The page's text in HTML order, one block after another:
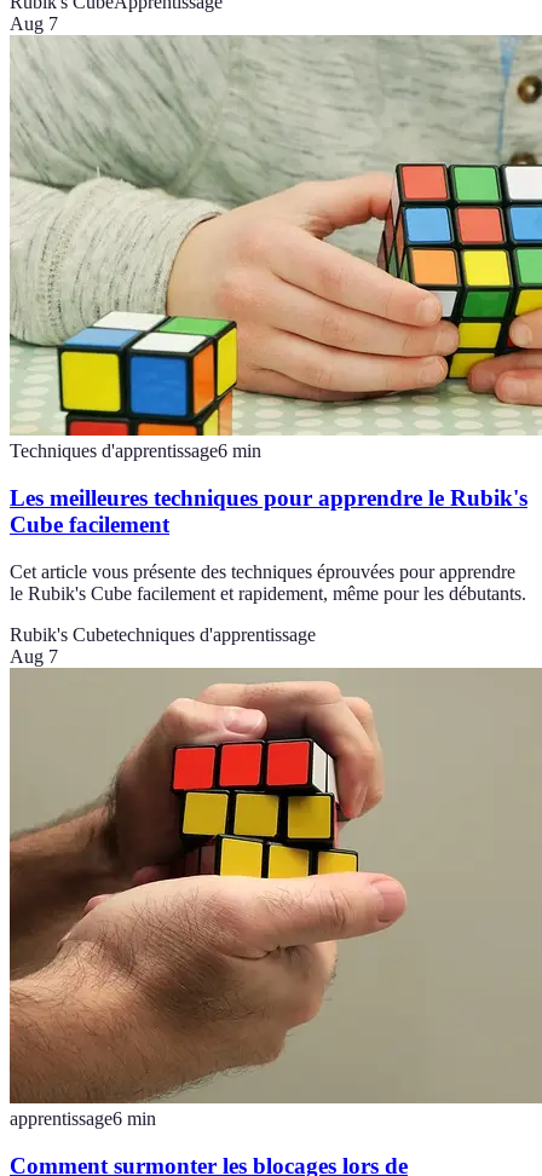
Aug 7
Techniques d'apprentissage6 min
Les meilleures techniques pour apprendre le Rubik's
Cube facilement
Cet article vous présente des techniques éprouvées pour apprendre
le Rubik's Cube facilement et rapidement, même pour les débutants.
Rubik's Cubetechniques d'apprentissage
Aug 7
apprentissage6 min
Comment surmonter les blocages lors de